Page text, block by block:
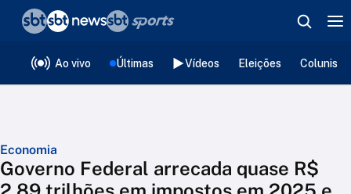
Ao vivo Últimas Vídeos Eleições
Economia
Governo Federal arrecada quase R$
❮voltar
Editorias